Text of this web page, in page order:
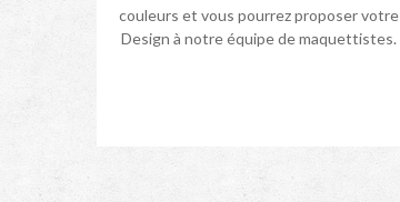
couleurs et vous pourrez proposer votre
Design à notre équipe de maquettistes.